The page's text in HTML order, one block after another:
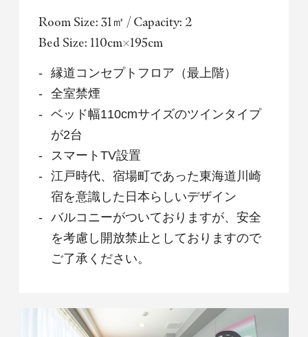
Room Size: 31㎡ / Capacity: 2
Bed Size: 110cm×195cm
縁道コンセプトフロア（最上階）
全室禁煙
ベッド幅110cmサイズのツインタイプ
が2台
スマートTV設置
江戸時代、宿場町であった東海道川崎
宿を意識した日本らしいデザイン
バルコニーがついておりますが、安全
を考慮し開放禁止としておりますので
ご了承ください。